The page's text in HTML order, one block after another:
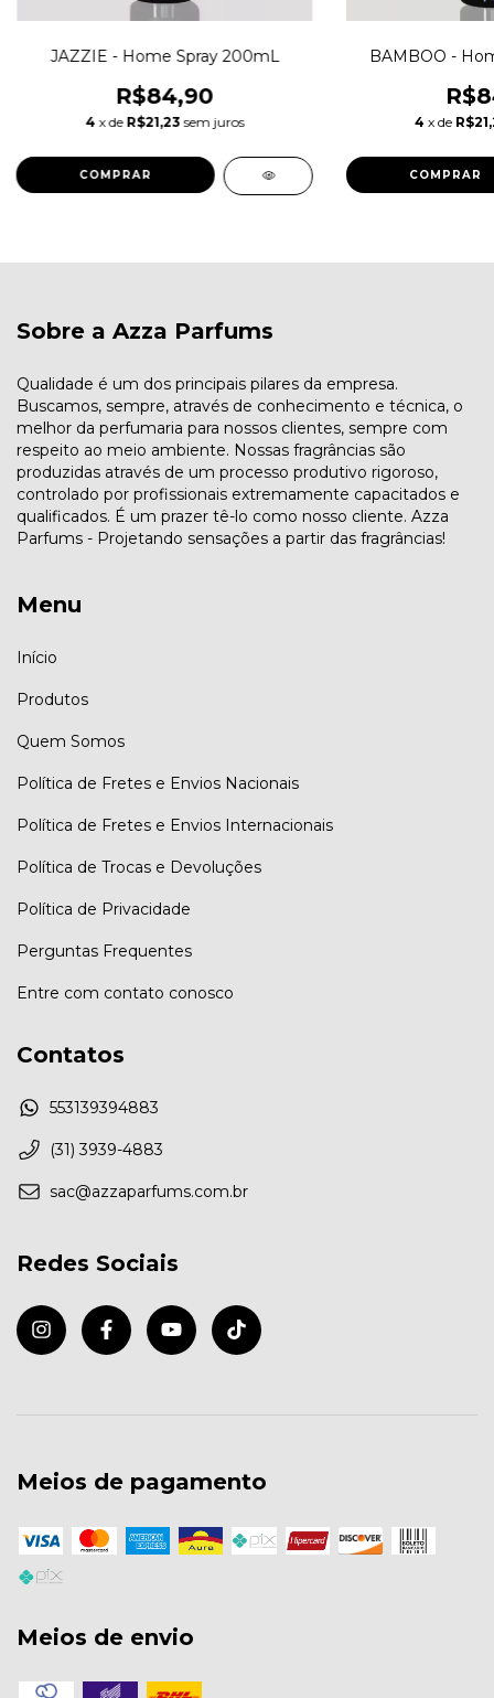
JAZZIE - Home Spray 200mL
R$84,90
4 x de R$21,23 sem juros
BAMBOO -
4 x de
Sobre a Azza Parfums
Qualidade é um dos principais pilares da empresa.
Buscamos, sempre, através de conhecimento e técnica, o
melhor da perfumaria para nossos clientes, sempre com
respeito ao meio ambiente. Nossas fragrâncias são
produzidas através de um processo produtivo rigoroso,
controlado por profissionais extremamente capacitados e
qualificados. É um prazer tê-lo como nosso cliente. Azza
Parfums - Projetando sensações a partir das fragrâncias!
Menu
Início
Produtos
Quem Somos
Política de Fretes e Envios Nacionais
Política de Fretes e Envios Internacionais
Política de Trocas e Devoluções
Política de Privacidade
Perguntas Frequentes
Entre com contato conosco
Contatos
553139394883
(31) 3939-4883
sac@azzaparfums.com.br
Redes Sociais
Meios de pagamento
Meios de envio